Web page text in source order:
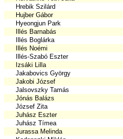
Hrebik Szilárd
Hujber Gábor
Hyeongjun Park
Illés Barnabás
Illés Boglárka
Illés Noémi
Illés-Szabó Eszter
Izsáki Lilla
Jakabovics György
Jakobi József
Jalsovszky Tamás
Jónás Balázs
József Zita
Juhász Eszter
Juhász Tímea
Jurassa Melinda